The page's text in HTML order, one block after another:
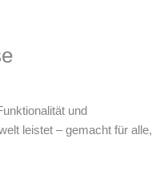
und
leistet – gemacht für alle,